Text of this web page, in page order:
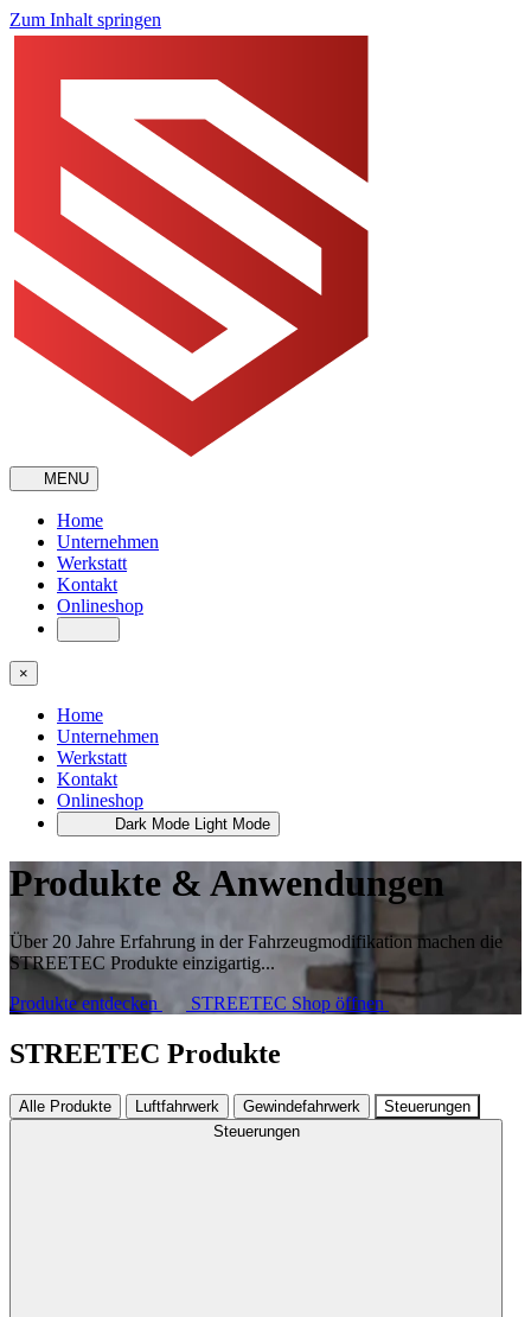
Zum Inhalt springen
MENU
Home
Unternehmen
Werkstatt
Kontakt
Onlineshop
×
Home
Unternehmen
Werkstatt
Kontakt
Onlineshop
Dark Mode Light Mode
Produkte & Anwendungen
Über 20 Jahre Erfahrung in der Fahrzeugmodifikation machen die
STREETEC Produkte einzigartig...
Produkte entdecken
STREETEC Shop öffnen
STREETEC Produkte
Alle Produkte Luftfahrwerk Gewindefahrwerk
Steuerungen
Steuerungen